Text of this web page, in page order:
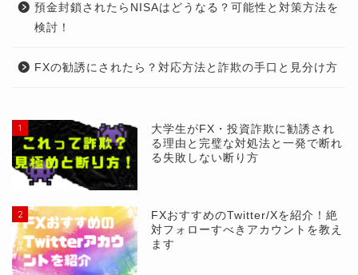
預金封鎖されたらNISAはどうなる？可能性と対策方法を
検討！
FXの勧誘にされたら？対応方法と詐欺の手口と見分け方
1
大学生がFX・投資詐欺に勧誘され
る理由と完璧な対処法と一発で断れ
る失敗しない断り方
2
FXおすすめのTwitter/Xを紹介！絶
対フォローすべきアカウントを教え
ます